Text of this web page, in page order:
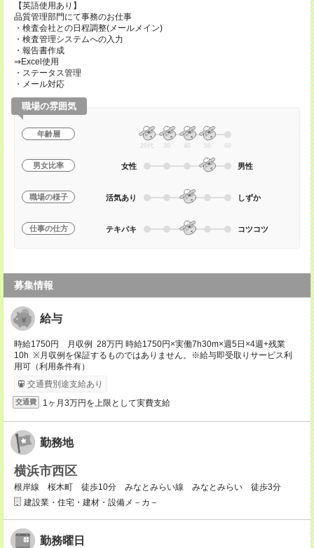
【英語使用あり】
品質管理部門にて事務のお仕事
・検査会社との日程調整(メールメイン)
・検査管理システムへの入力
・報告書作成
⇒Excel使用
・ステータス管理
・メール対応
職場の雰囲気
年齢層
20代 30 40 50 60
男女比率 女性 男性
職場の様子 活気あり しずか
仕事の仕方 テキパキ コツコツ
募集情報
給与
時給1750円 月収例 28万円 時給1750円×実働7h30m×週5日×4週+残業
10h ※月収例を保証するものではありません。※給与即受取りサービス利
用可（利用条件有）
交通費別途支給あり
交通費 1ヶ月3万円を上限として実費支給
勤務地
横浜市西区
根岸線 桜木町 徒歩10分 みなとみらい線 みなとみらい 徒歩3分
建設業・住宅・建材・設備メ－カ－
勤務曜日